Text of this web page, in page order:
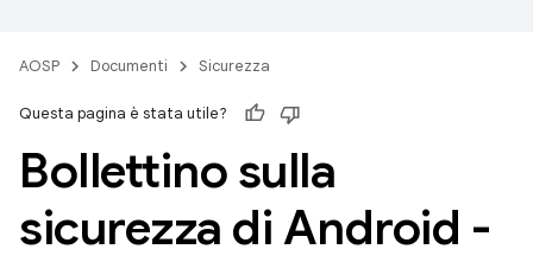
AOSP Documenti Sicurezza
Questa pagina è stata utile?
Bollettino sulla
sicurezza di Android -